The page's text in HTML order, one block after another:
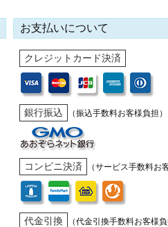
お支払いについて
クレジットカード決済
銀行振込 （振込手数料お客様負担）
コンビニ決済 （サービス手数料お
代金引換 （代金引換手数料お客様負